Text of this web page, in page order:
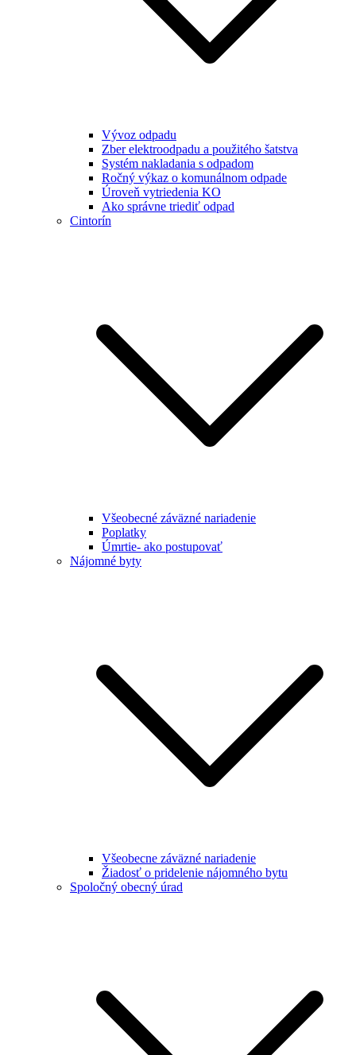
Vývoz odpadu
Zber elektroodpadu a použitého šatstva
Systém nakladania s odpadom
Ročný výkaz o komunálnom odpade
Úroveň vytriedenia KO
Ako správne triediť odpad
Cintorín
Všeobecné záväzné nariadenie
Poplatky
Úmrtie- ako postupovať
Nájomné byty
Všeobecne záväzné nariadenie
Žiadosť o pridelenie nájomného bytu
Spoločný obecný úrad